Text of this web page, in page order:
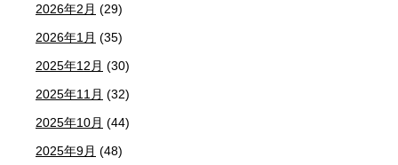
2026年2月 (29)
2026年1月 (35)
2025年12月 (30)
2025年11月 (32)
2025年10月 (44)
2025年9月 (48)